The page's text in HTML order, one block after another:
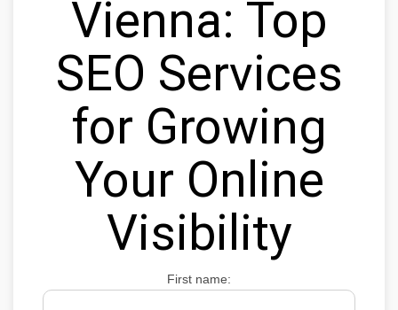
Vienna: Top
SEO Services
for Growing
Your Online
Visibility
First name: